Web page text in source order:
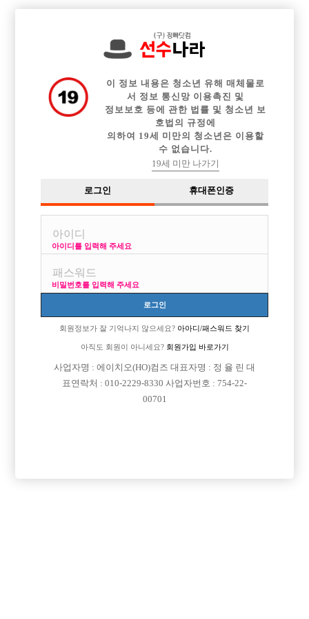
중빠 구인정보 아빠방 구인정보
이력서등록 이력서정보 커뮤니티 광고안내
이 정보 내용은 청소년 유해 매체물로
서 정보 통신망 이용촉진 및
정보보호 등에 관한 법률 및 청소년 보
호법의 규정에
의하여 19세 미만의 청소년은 이용할
수 없습니다.
19세 미만 나가기
로그인 휴대폰인증
아이디를 입력해 주세요
비밀번호를 입력해 주세요
로그인
회원정보가 잘 기억나지 않으세요? 아아디/패스워드 찾기
아직도 회원이 아니세요?회원가입 바로가기
사업자명 : 에이치오(HO)컴즈 대표자명 : 정 율 린 대
표연락처 : 010-2229-8330 사업자번호 : 754-22-
00701
개인정보
고객센터
체불사업주
당사가 제공하는 구인정보는 접대부 채용이 가능한 1종 유흥주점만을 다루고 있
습니다.
사업자번호 : 754-22-00701
Online Sales License: 제2018-서울영등포-0273
Address: Yeongdeungpo-Gu Kyeong-In Ro 775, 803-163
연락처 : 010-2229-8330
이메일: jungbbar11@gmail.com
직업정보제공사업자번호: j1204020180002
COPYRIGHT ⓒ 호빠 선수 구인구직 전문 - 선수나라 All RIGHTS RESERVED.